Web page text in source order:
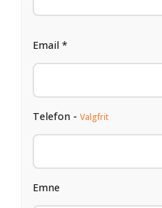
Email *
Telefon - Valgfrit
Emne